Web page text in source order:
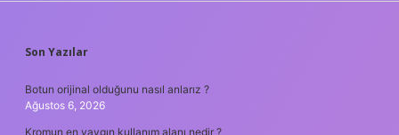
SIDEBAR
Son Yazılar
Botun orijinal olduğunu nasıl anlarız ?
Ağustos 6, 2026
Kromun en yaygın kullanım alanı nedir ?